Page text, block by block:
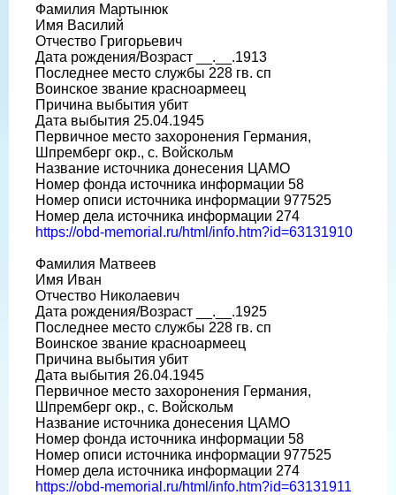
Фамилия Мартынюк
Имя Василий
Отчество Григорьевич
Дата рождения/Возраст __.__.1913
Последнее место службы 228 гв. сп
Воинское звание красноармеец
Причина выбытия убит
Дата выбытия 25.04.1945
Первичное место захоронения Германия,
Шпремберг окр., с. Войскольм
Название источника донесения ЦАМО
Номер фонда источника информации 58
Номер описи источника информации 977525
Номер дела источника информации 274
https://obd-memorial.ru/html/info.htm?id=63131910
Фамилия Матвеев
Имя Иван
Отчество Николаевич
Дата рождения/Возраст __.__.1925
Последнее место службы 228 гв. сп
Воинское звание красноармеец
Причина выбытия убит
Дата выбытия 26.04.1945
Первичное место захоронения Германия,
Шпремберг окр., с. Войскольм
Название источника донесения ЦАМО
Номер фонда источника информации 58
Номер описи источника информации 977525
Номер дела источника информации 274
https://obd-memorial.ru/html/info.htm?id=63131911